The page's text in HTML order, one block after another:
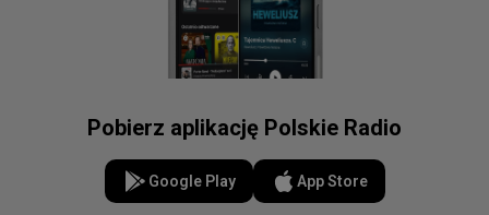
Pobierz aplikację Polskie Radio
Google Play App Store